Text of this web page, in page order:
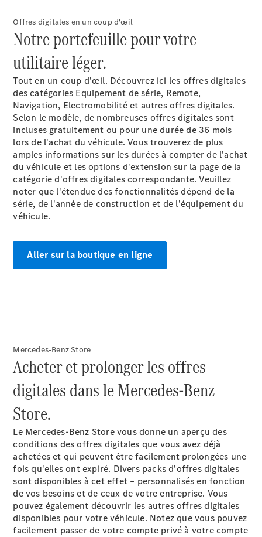
vous à
l'atelier
Prestataire /
Protection des
Offres digitales en un coup d'œil
Notre portefeuille pour votre
utilitaire léger.
Tout en un coup d'œil. Découvrez ici les offres digitales
des catégories Equipement de série, Remote,
Navigation, Electromobilité et autres offres digitales.
Selon le modèle, de nombreuses offres digitales sont
incluses gratuitement ou pour une durée de 36 mois
lors de l'achat du véhicule. Vous trouverez de plus
amples informations sur les durées à compter de l'achat
du véhicule et les options d'extension sur la page de la
catégorie d'offres digitales correspondante. Veuillez
noter que l'étendue des fonctionnalités dépend de la
série, de l'année de construction et de l'équipement du
véhicule.
Aller sur la boutique en ligne
Mercedes-Benz Store
Acheter et prolonger les offres
digitales dans le Mercedes-Benz
Store.
Le Mercedes-Benz Store vous donne un aperçu des
conditions des offres digitales que vous avez déjà
achetées et qui peuvent être facilement prolongées une
fois qu'elles ont expiré. Divers packs d'offres digitales
sont disponibles à cet effet – personnalisés en fonction
de vos besoins et de ceux de votre entreprise. Vous
pouvez également découvrir les autres offres digitales
disponibles pour votre véhicule. Notez que vous pouvez
facilement passer de votre compte privé à votre compte